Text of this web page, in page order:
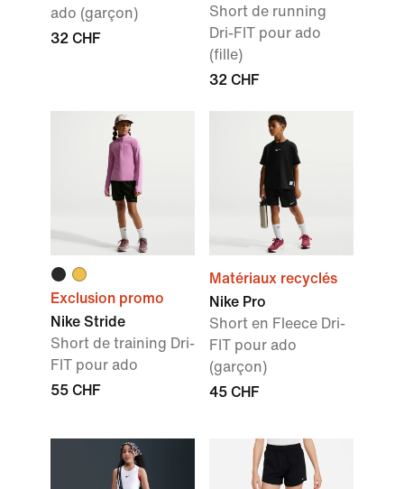
ado (garçon)
32 CHF
Short de running
Dri-FIT pour ado
(fille)
32 CHF
Exclusion promo
Nike Stride
Short de training Dri-
FIT pour ado
55 CHF
Matériaux recyclés
Nike Pro
Short en Fleece Dri-
FIT pour ado
(garçon)
45 CHF